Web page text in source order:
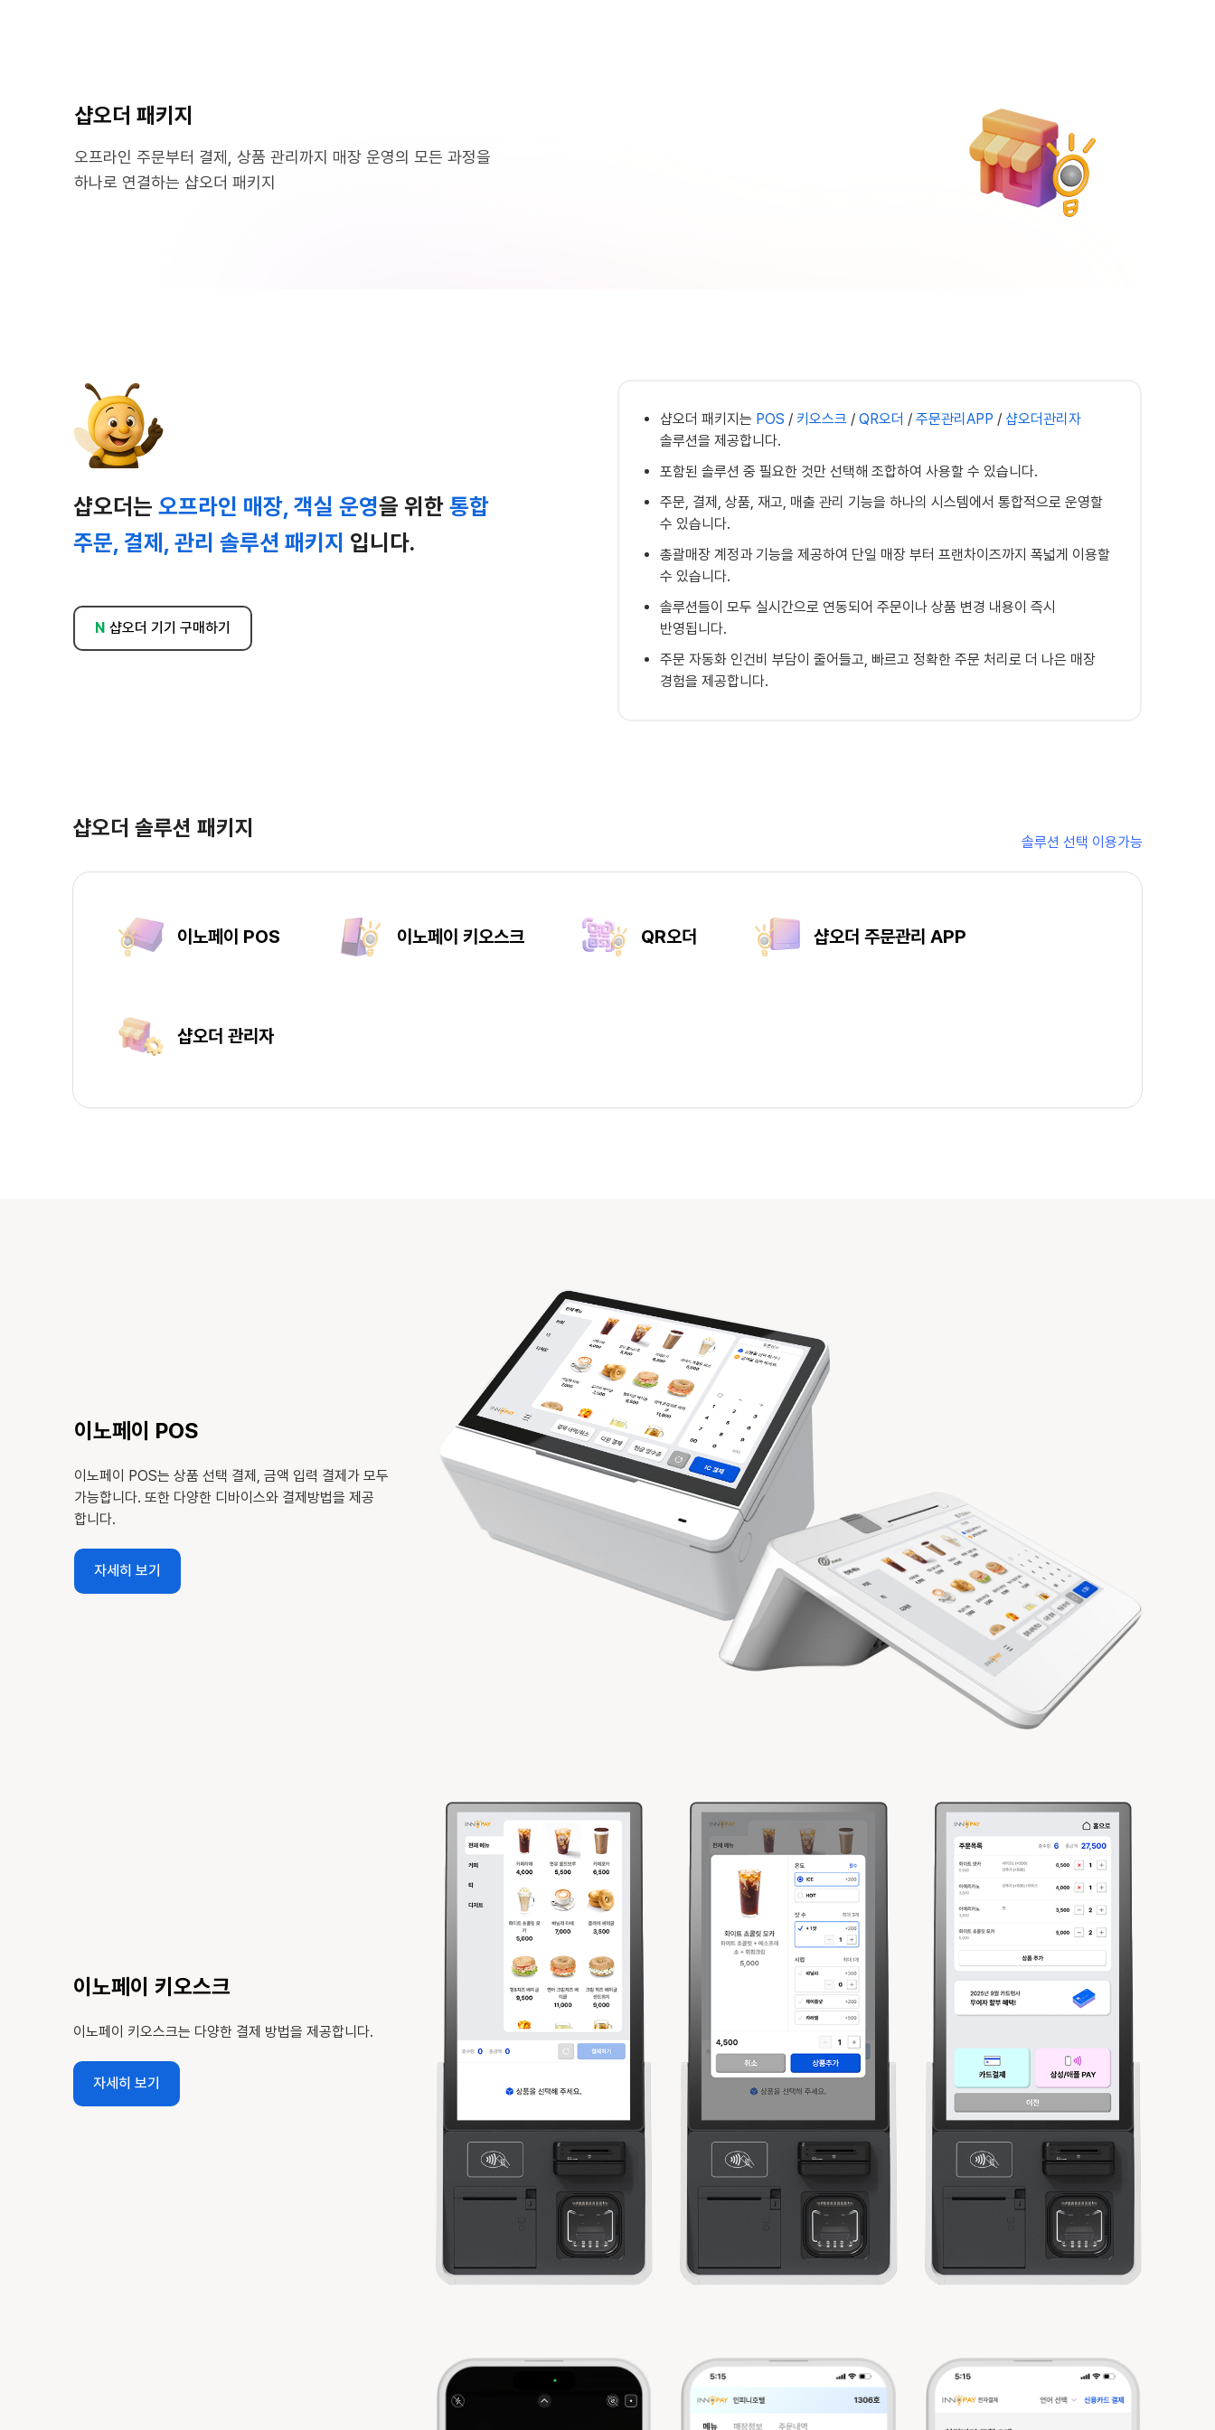
샵오더 패키지
오프라인 주문부터 결제, 상품 관리까지 매장 운영의 모든 과정을
하나로 연결하는 샵오더 패키지
샵오더는 오프라인 매장, 객실 운영을 위한 통합
주문, 결제, 관리 솔루션 패키지 입니다.
샵오더 기기 구매하기
샵오더 패키지는 POS / 키오스크 / QR오더 / 주문관리APP / 샵오더관리자
솔루션을 제공합니다.
포함된 솔루션 중 필요한 것만 선택해 조합하여 사용할 수 있습니다.
주문, 결제, 상품, 재고, 매출 관리 기능을 하나의 시스템에서 통합적으로 운영할
수 있습니다.
총괄매장 계정과 기능을 제공하여 단일 매장 부터 프랜차이즈까지 폭넓게 이용할
수 있습니다.
솔루션들이 모두 실시간으로 연동되어 주문이나 상품 변경 내용이 즉시
반영됩니다.
주문 자동화 인건비 부담이 줄어들고, 빠르고 정확한 주문 처리로 더 나은 매장
경험을 제공합니다.
샵오더 솔루션 패키지
솔루션 선택 이용가능
이노페이 POS 이노페이 키오스크 QR오더 샵오더 주문관리 APP
샵오더 관리자
이노페이 POS
이노페이 POS는 상품 선택 결제, 금액 입력 결제가 모두
가능합니다. 또한 다양한 디바이스와 결제방법을 제공
합니다.
자세히 보기
이노페이 키오스크
이노페이 키오스크는 다양한 결제 방법을 제공합니다.
자세히 보기